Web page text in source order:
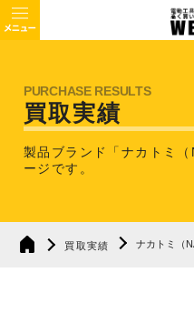
買取実績
製品ブランド「ナカトミ
ージです。
買取実績 ナカトミ（